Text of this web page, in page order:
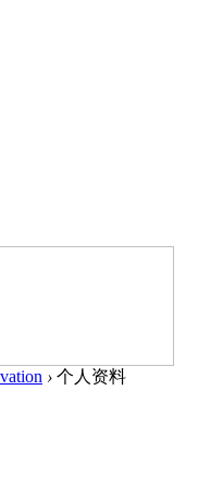
› 个人资料